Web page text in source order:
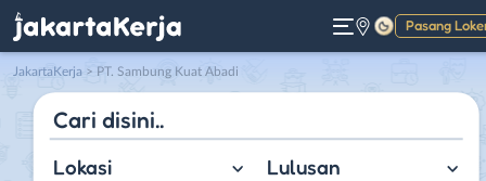
Pasang
Gelap
JakartaKerja > PT. Sambung Kuat Abadi
Lokasi Lulusan